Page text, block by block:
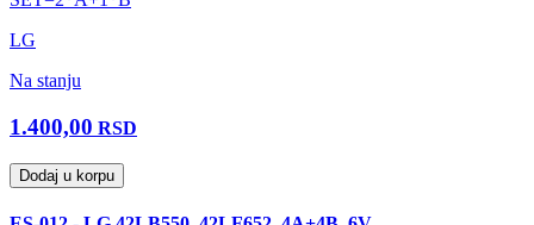
LG
Na stanju
1.400,00 RSD
Dodaj u korpu